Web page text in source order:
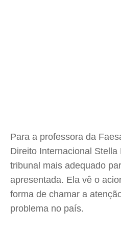
Para a professora da
Direito Internacional
tribunal mais adequado
apresentada. Ela vê o
forma de chamar a
problema no país.